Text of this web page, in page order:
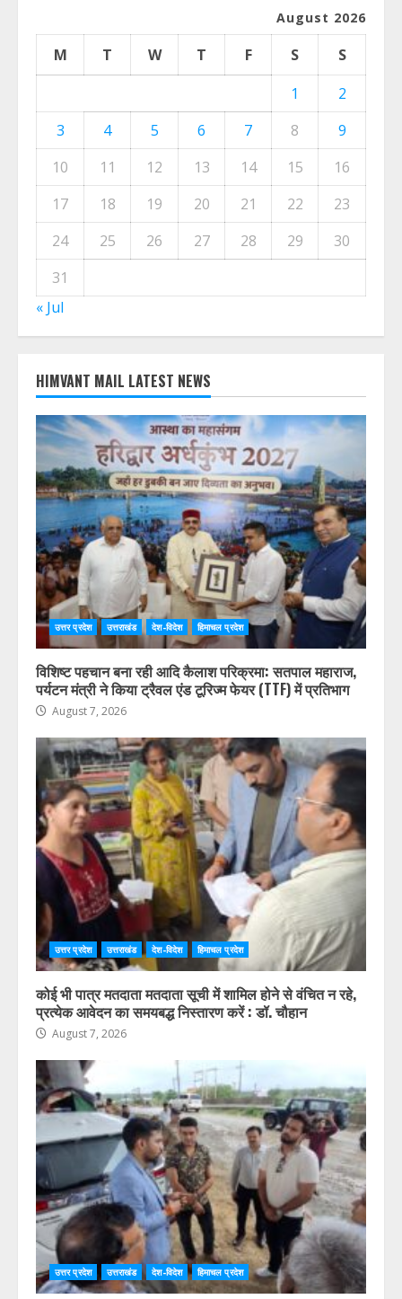
August 2026
M T W T F S
S
1
2
3
4 5 6 7 8
9
10
11 12 13 14 15
16
17
18 19 20 21 22
23
24
25 26 27 28 29
30
31
« Jul
HIMVANT MAIL LATEST NEWS
उत्तर प्रदेश उत्तराखंड देश-विदेश हिमाचल प्रदेश
विशिष्ट पहचान बना रही आदि कैलाश परिक्रमा: सतपाल महाराज,
पर्यटन मंत्री ने किया ट्रैवल एंड टूरिज्म फेयर (TTF) में प्रतिभाग
August 7, 2026
उत्तर प्रदेश उत्तराखंड देश-विदेश हिमाचल प्रदेश
कोई भी पात्र मतदाता मतदाता सूची में शामिल होने से वंचित न रहे,
प्रत्येक आवेदन का समयबद्ध निस्तारण करें : डॉ. चौहान
August 7, 2026
उत्तर प्रदेश उत्तराखंड देश-विदेश हिमाचल प्रदेश